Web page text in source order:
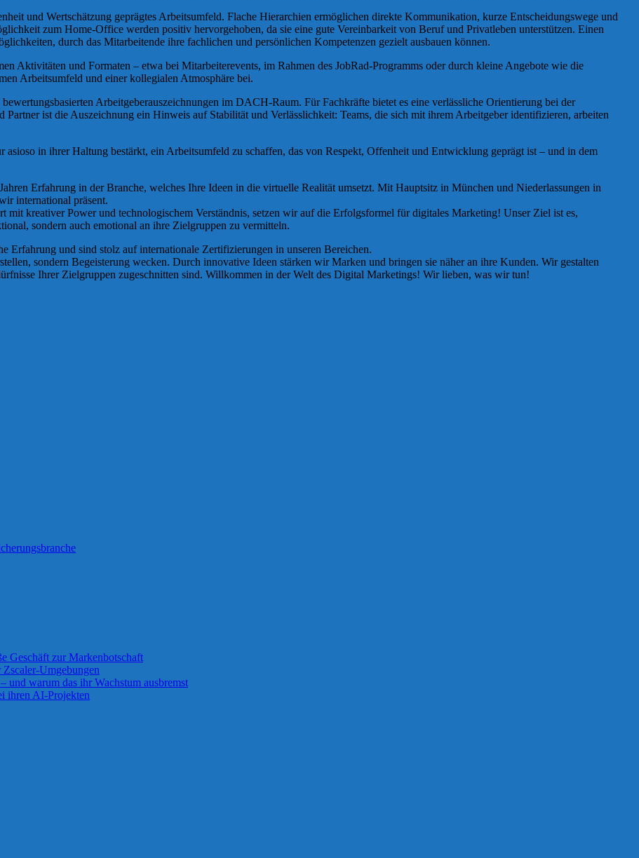
und Wertschätzung geprägtes Arbeitsumfeld. Flache Hierarchien ermöglichen direkte Kommunikation, kurze Entscheidungswege und
zum Home-Office werden positiv hervorgehoben, da sie eine gute Vereinbarkeit von Beruf und Privatleben unterstützen. Einen
durch das Mitarbeitende ihre fachlichen und persönlichen Kompetenzen gezielt ausbauen können.
Aktivitäten und Formaten – etwa bei Mitarbeiterevents, im Rahmen des JobRad-Programms oder durch kleine Angebote wie die
Arbeitsumfeld und einer kollegialen Atmosphäre bei.
Arbeitgeberauszeichnungen im DACH-Raum. Für Fachkräfte bietet es eine verlässliche Orientierung bei der
ist die Auszeichnung ein Hinweis auf Stabilität und Verlässlichkeit: Teams, die sich mit ihrem Arbeitgeber identifizieren, arbeiten
in ihrer Haltung bestärkt, ein Arbeitsumfeld zu schaffen, das von Respekt, Offenheit und Entwicklung geprägt ist – und in dem
Erfahrung in der Branche, welches Ihre Ideen in die virtuelle Realität umsetzt. Mit Hauptsitz in München und Niederlassungen in
international präsent.
mit kreativer Power und technologischem Verständnis, setzen wir auf die Erfolgsformel für digitales Marketing! Unser Ziel ist es,
sondern auch emotional an ihre Zielgruppen zu vermitteln.
und sind stolz auf internationale Zertifizierungen in unseren Bereichen.
sondern Begeisterung wecken. Durch innovative Ideen stärken wir Marken und bringen sie näher an ihre Kunden. Wir gestalten
Ihrer Zielgruppen zugeschnitten sind. Willkommen in der Welt des Digital Marketings! Wir lieben, was wir tun!
Geschäft zur Markenbotschaft
Umgebungen
und warum das ihr Wachstum ausbremst
ihren AI-Projekten